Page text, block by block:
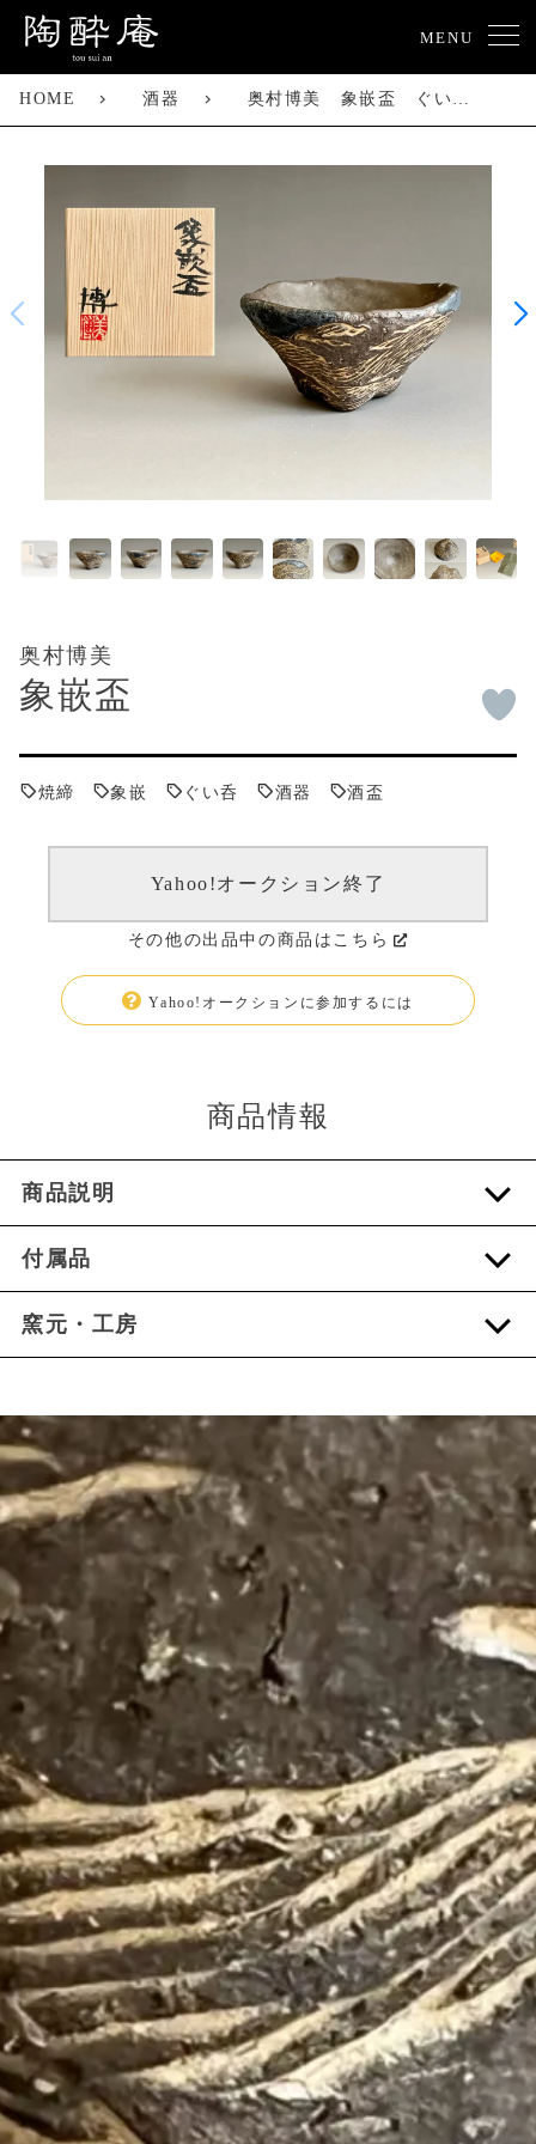
MENU
HOME 酒器 奥村博美 象嵌盃 ぐい呑 酒盃 酒器 焼締 現代アート
奥村博美
象嵌盃
焼締 象嵌 ぐい呑 酒器 酒盃
Yahoo!オークション終了
その他の出品中の商品はこちら
Yahoo!オークションに参加するには
商品情報
商品説明
付属品
窯元・工房